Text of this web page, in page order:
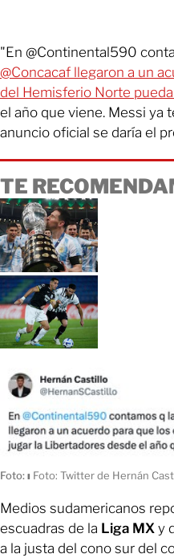
"En @Continental590
@Concacaf llegaron a un
del Hemisferio Norte
el año que viene. Messi ya
anuncio oficial se daría el
TE
Foto:ı Foto: Twitter de Hernán
Medios sudamericanos
escuadras de la Liga MX y
a la justa del cono sur del